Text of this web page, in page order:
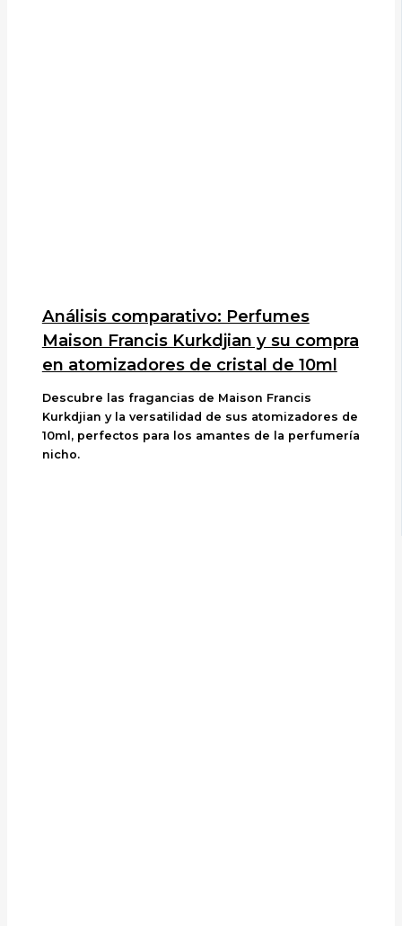
Análisis comparativo: Perfumes
Maison Francis Kurkdjian y su compra
en atomizadores de cristal de 10ml
Descubre las fragancias de Maison Francis
Kurkdjian y la versatilidad de sus atomizadores de
10ml, perfectos para los amantes de la perfumería
nicho.